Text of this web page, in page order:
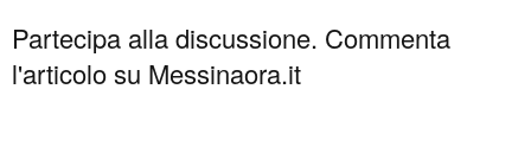
Partecipa alla discussione. Commenta
l'articolo su Messinaora.it